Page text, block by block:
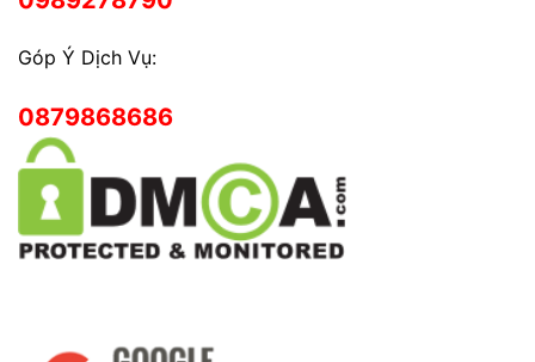
Góp Ý Dịch Vụ:
0879868686